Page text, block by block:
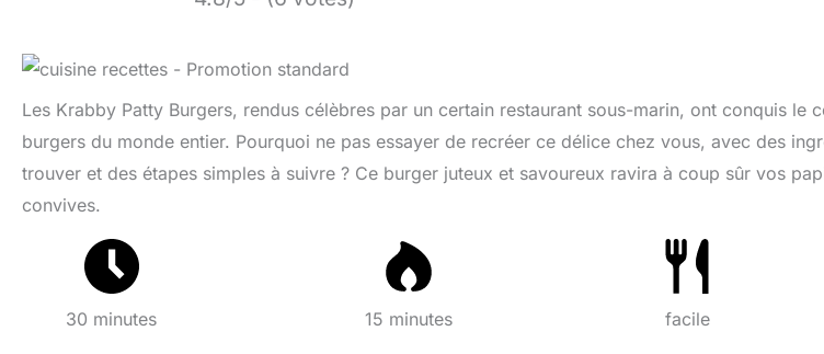
Les Krabby Patty Burgers, rendus célèbres par un certain restaurant sous-marin, ont conquis le
burgers du monde entier. Pourquoi ne pas essayer de recréer ce délice chez vous, avec des
trouver et des étapes simples à suivre ? Ce burger juteux et savoureux ravira à coup sûr vos
convives.
30 minutes 15 minutes facile